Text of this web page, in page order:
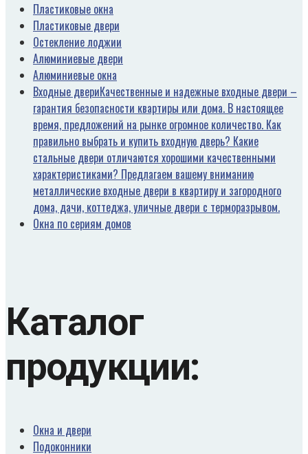
Пластиковые окна
Пластиковые двери
Остекление лоджии
Алюминиевые двери
Алюминиевые окна
Входные двериКачественные и надежные входные двери –
гарантия безопасности квартиры или дома. В настоящее
время, предложений на рынке огромное количество. Как
правильно выбрать и купить входную дверь? Какие
стальные двери отличаются хорошими качественными
характеристиками? Предлагаем вашему вниманию
металлические входные двери в квартиру и загородного
дома, дачи, коттеджа, уличные двери с терморазрывом.
Окна по сериям домов
Каталог
продукции:
Окна и двери
Подоконники